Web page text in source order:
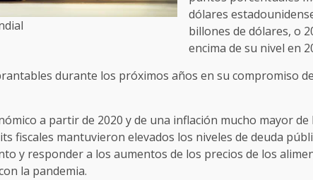
dólares
billones de dólares, o
encima de su nivel en
durante los próximos años en su compromiso
a partir de 2020 y de una inflación mucho mayor
fiscales mantuvieron elevados los niveles de deuda
y responder a los aumentos de los precios de los
la pandemia.